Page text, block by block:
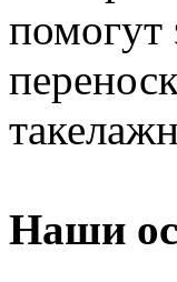
помогут
Наши